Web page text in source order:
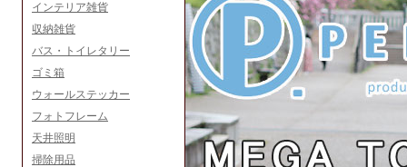
インテリア雑貨
収納雑貨
バス・トイレタリー
ゴミ箱
ウォールステッカー
フォトフレーム
天井照明
掃除用品